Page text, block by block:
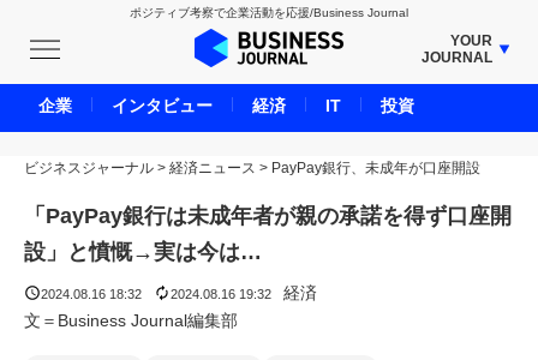
ポジティブ考察で企業活動を応援/Business Journal
YOUR
JOURNAL
BUSINESS JOURNAL
UNICORN JOURNAL
CARBON CREDITS JOURNAL
IVS JOURNAL
ENERGY MANAGEMENT JOURNAL
LIFE ENDING JOURNAL
ビジネスジャーナル > 経済ニュース > PayPay銀行、未成年が口座開設
「PayPay銀行は未成年者が親の承諾を得ず口座開
設」と憤慨→実は今は…
2024.08.16 18:32 2024.08.16 19:32
経済
文＝Business Journal編集部
企業 インタビュー 経済 IT 投資